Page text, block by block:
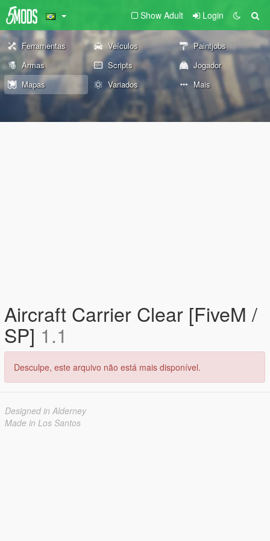
Show Adult Login
Ferramentas Veículos
Paintjobs
Armas
Scripts
Jogador
Mapas
Variados Mais
Aircraft Carrier Clear [FiveM /
SP] 1.1
Desculpe, este arquivo não está mais disponível.
Designed in Alderney
Made in Los Santos